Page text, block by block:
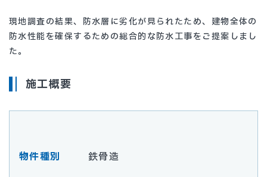
現地調査の結果、防水層に劣化が見られたため、建物全体の
防水性能を確保するための総合的な防水工事をご提案しまし
た。
施工概要
物件種別 鉄骨造